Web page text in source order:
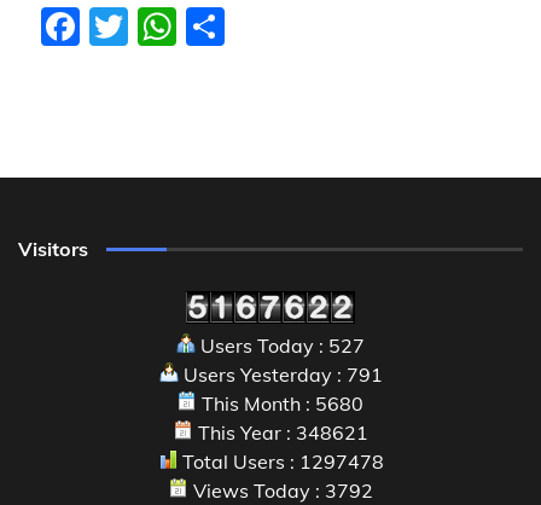
Facebook
TwitterWhatsApp
Visitors
Users Today : 527
Users Yesterday : 791
This Month : 5680
This Year : 348621
Total Users : 1297478
Views Today : 3792